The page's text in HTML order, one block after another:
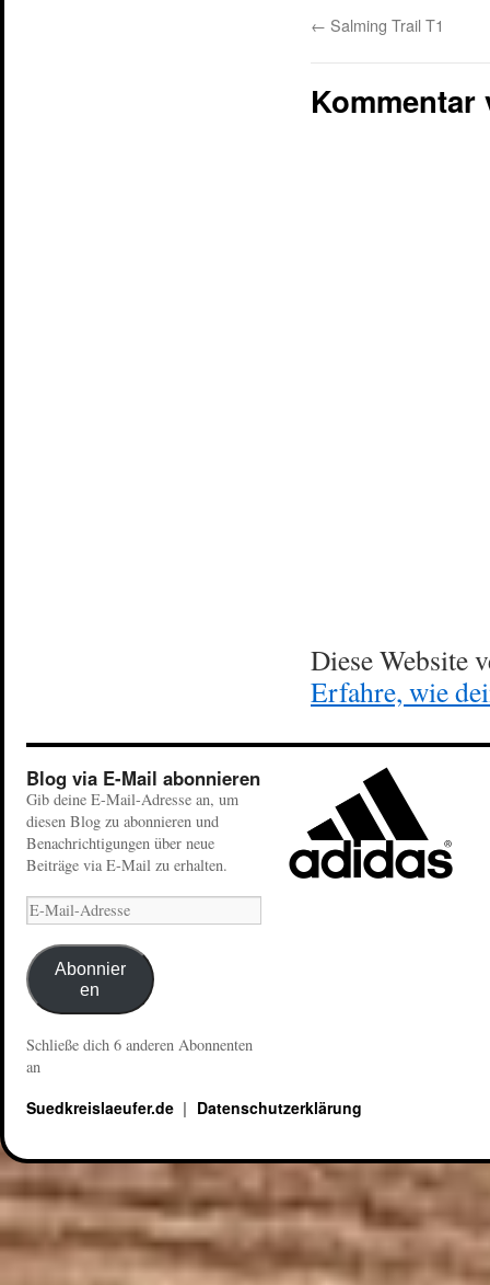
← Salming Trail T1
Kommentar
Diese Website
Erfahre, wie
Blog via E-Mail abonnieren
Gib deine E-Mail-Adresse an, um
diesen Blog zu abonnieren und
Benachrichtigungen über neue
Beiträge via E-Mail zu erhalten.
Abonnier
en
Schließe dich 6 anderen Abonnenten
an
Suedkreislaeufer.de Datenschutzerklärung